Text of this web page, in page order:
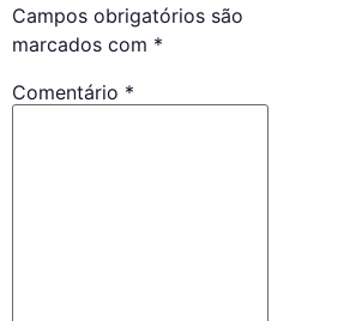
Campos obrigatórios são
marcados com *
Comentário *